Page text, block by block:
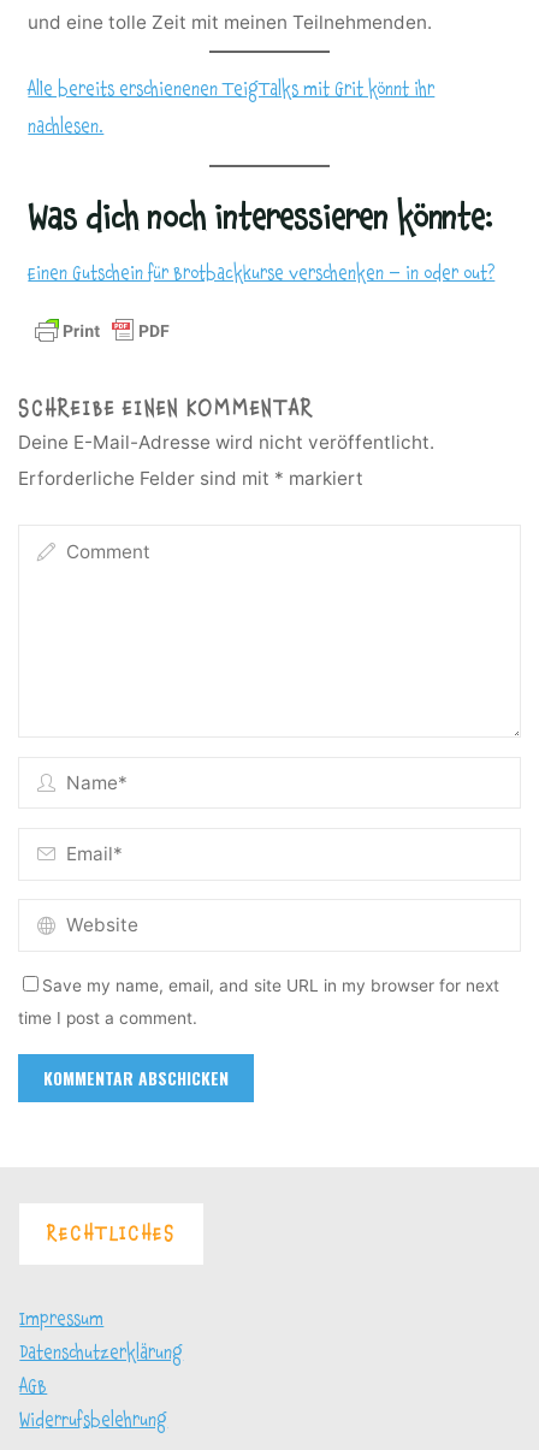
und eine tolle Zeit mit meinen Teilnehmenden.
Alle bereits erschienenen TeigTalks mit Grit könnt ihr
nachlesen.
Was dich noch interessieren könnte:
Einen Gutschein für Brotbackkurse verschenken – in oder out?
SCHREIBE EINEN KOMMENTAR
Deine E-Mail-Adresse wird nicht veröffentlicht.
Erforderliche Felder sind mit * markiert
Save my name, email, and site URL in my browser for next
time I post a comment.
RECHTLICHES
Impressum
Datenschutzerklärung
AGB
Widerrufsbelehrung